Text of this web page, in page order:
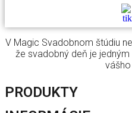
V Magic Svadobnom štúdiu
že svadobný deň je
PRODUKTY